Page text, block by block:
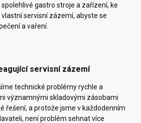
gastro stroje a zařízení, ke
servisní zázemí, abyste se
a vaření.
servisní zázemí
technické problémy rychle a
významnými skladovými zásobami
řešení, a protože jsme v každodenním
není problém sehnat více